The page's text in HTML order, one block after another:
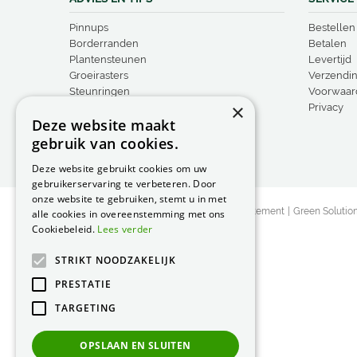
Pinnups
Borderranden
Plantensteunen
Groeirasters
Steunringen
Bestellen
Betalen
Levertijd
Privacy
© Peacock Garden Supports Privacy Statement Green
×
Deze website maakt
gebruik van cookies.
Deze website gebruikt cookies om uw
gebruikerservaring te verbeteren. Door
onze website te gebruiken, stemt u in met
alle cookies in overeenstemming met ons
Cookiebeleid. Lees verder
STRIKT NOODZAKELIJK
PRESTATIE
TARGETING
OPSLAAN EN SLUITEN